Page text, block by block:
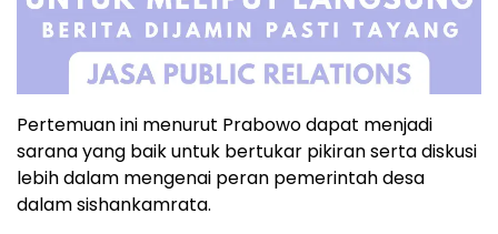
Pertemuan ini menurut Prabowo dapat menjadi
sarana yang baik untuk bertukar pikiran serta diskusi
lebih dalam mengenai peran pemerintah desa
dalam sishankamrata.